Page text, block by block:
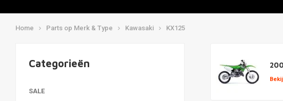
Home Parts op Merk & Type Kawasaki KX125
Categorieën
SALE